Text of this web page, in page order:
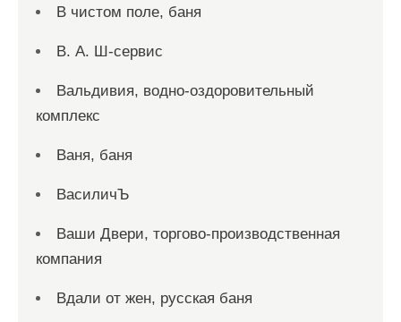
В чистом поле, баня
В. А. Ш-сервис
Вальдивия, водно-оздоровительный
комплекс
Ваня, баня
ВасиличЪ
Ваши Двери, торгово-производственная
компания
Вдали от жен, русская баня